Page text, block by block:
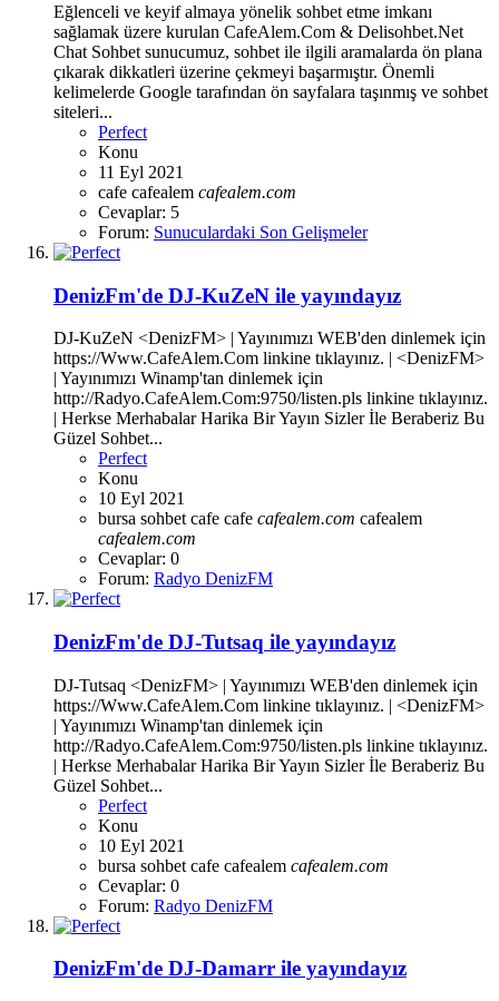
Eğlenceli ve keyif almaya yönelik sohbet etme imkanı
sağlamak üzere kurulan CafeAlem.Com & Delisohbet.Net
Chat Sohbet sunucumuz, sohbet ile ilgili aramalarda ön plana
çıkarak dikkatleri üzerine çekmeyi başarmıştır. Önemli
kelimelerde Google tarafından ön sayfalara taşınmış ve sohbet
siteleri...
Perfect
Konu
11 Eyl 2021
cafe cafealem cafealem.com
Cevaplar: 5
Forum: Sunuculardaki Son Gelişmeler
DenizFm'de DJ-KuZeN ile yayındayız
DJ-KuZeN <DenizFM> | Yayınımızı WEB'den dinlemek için
https://Www.CafeAlem.Com linkine tıklayınız. | <DenizFM>
| Yayınımızı Winamp'tan dinlemek için
http://Radyo.CafeAlem.Com:9750/listen.pls linkine tıklayınız.
| Herkse Merhabalar Harika Bir Yayın Sizler İle Beraberiz Bu
Güzel Sohbet...
Perfect
Konu
10 Eyl 2021
bursa sohbet cafe cafe cafealem.com cafealem
cafealem.com
Cevaplar: 0
Forum: Radyo DenizFM
DenizFm'de DJ-Tutsaq ile yayındayız
DJ-Tutsaq <DenizFM> | Yayınımızı WEB'den dinlemek için
https://Www.CafeAlem.Com linkine tıklayınız. | <DenizFM>
| Yayınımızı Winamp'tan dinlemek için
http://Radyo.CafeAlem.Com:9750/listen.pls linkine tıklayınız.
| Herkse Merhabalar Harika Bir Yayın Sizler İle Beraberiz Bu
Güzel Sohbet...
Perfect
Konu
10 Eyl 2021
bursa sohbet cafe cafealem cafealem.com
Cevaplar: 0
Forum: Radyo DenizFM
DenizFm'de DJ-Damarr ile yayındayız